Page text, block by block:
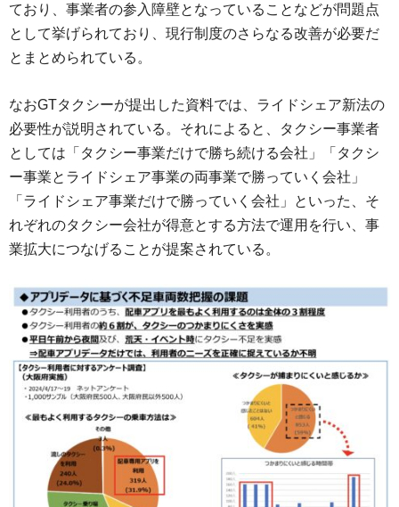
ており、事業者の参入障壁となっていることなどが問題点
として挙げられており、現行制度のさらなる改善が必要だ
とまとめられている。
なおGTタクシーが提出した資料では、ライドシェア新法の
必要性が説明されている。それによると、タクシー事業者
としては「タクシー事業だけで勝ち続ける会社」「タクシ
ー事業とライドシェア事業の両事業で勝っていく会社」
「ライドシェア事業だけで勝っていく会社」といった、そ
れぞれのタクシー会社が得意とする方法で運用を行い、事
業拡大につなげることが提案されている。